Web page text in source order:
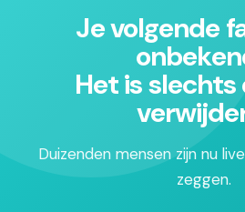
Je volgende
Het is slechts
Duizenden mensen zijn nu
zeggen.